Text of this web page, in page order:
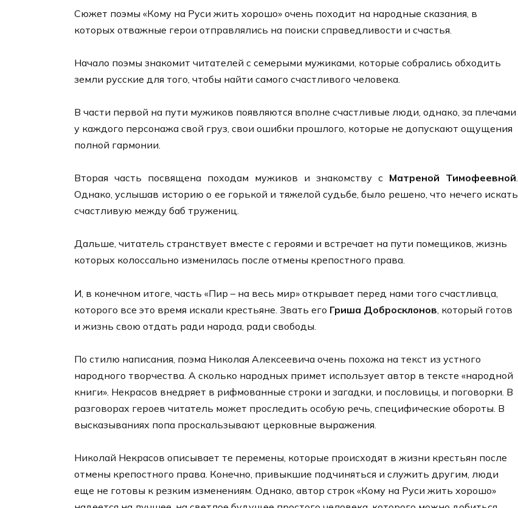
Сюжет поэмы «Кому на Руси жить хорошо» очень походит на народные сказания, в
которых отважные герои отправлялись на поиски справедливости и счастья.
Начало поэмы знакомит читателей с семерыми мужиками, которые собрались обходить
земли русские для того, чтобы найти самого счастливого человека.
В части первой на пути мужиков появляются вполне счастливые люди, однако, за плечами
у каждого персонажа свой груз, свои ошибки прошлого, которые не допускают ощущения
полной гармонии.
Вторая часть посвящена походам мужиков и знакомству с Матреной Тимофеевной.
Однако, услышав историю о ее горькой и тяжелой судьбе, было решено, что нечего искать
счастливую между баб тружениц.
Дальше, читатель странствует вместе с героями и встречает на пути помещиков, жизнь
которых колоссально изменилась после отмены крепостного права.
И, в конечном итоге, часть «Пир – на весь мир» открывает перед нами того счастливца,
которого все это время искали крестьяне. Звать его Гриша Добросклонов , который готов
и жизнь свою отдать ради народа, ради свободы.
По стилю написания, поэма Николая Алексеевича очень похожа на текст из устного
народного творчества. А сколько народных примет использует автор в тексте «народной
книги». Некрасов внедряет в рифмованные строки и загадки, и пословицы, и поговорки. В
разговорах героев читатель может проследить особую речь, специфические обороты. В
высказываниях попа проскальзывают церковные выражения.
Николай Некрасов описывает те перемены, которые происходят в жизни крестьян после
отмены крепостного права. Конечно, привыкшие подчиняться и служить другим, люди
еще не готовы к резким изменениям. Однако, автор строк «Кому на Руси жить хорошо»